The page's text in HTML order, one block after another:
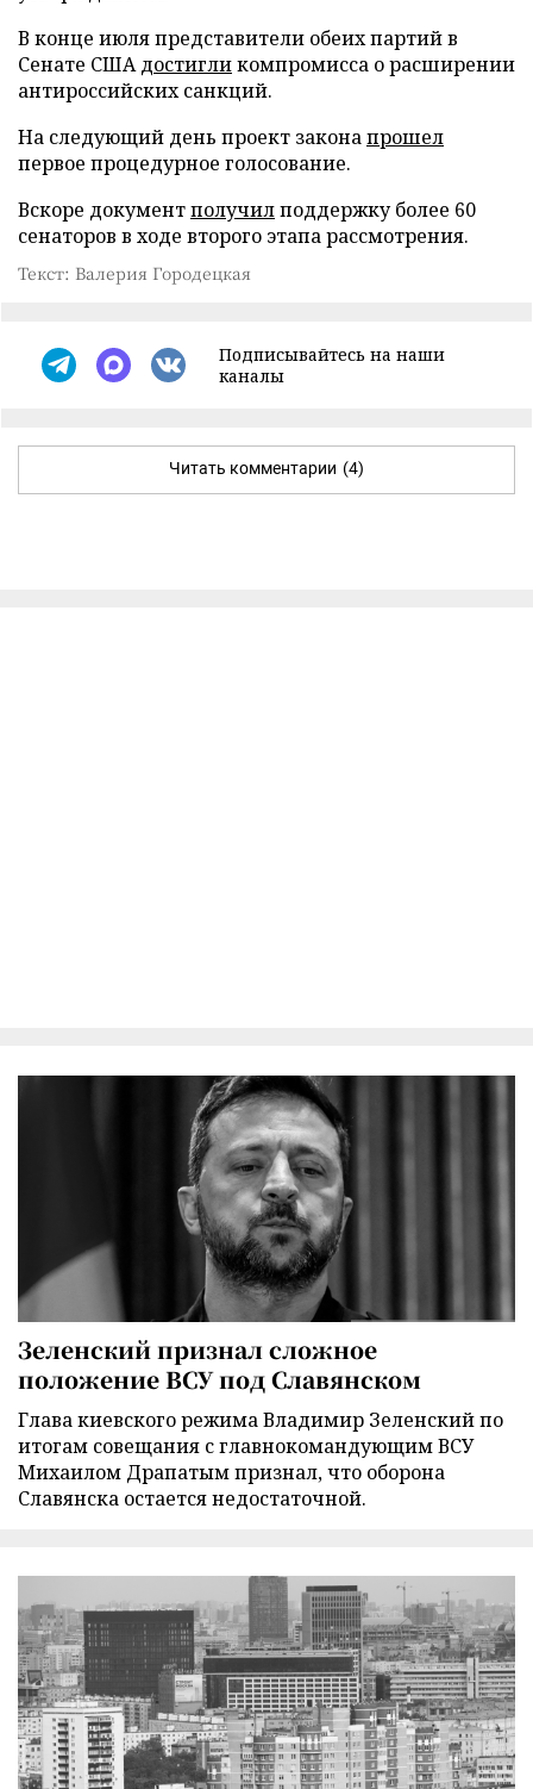
В конце июля представители обеих партий в
Сенате СШАдостигликомпромисса о расширении
антироссийских санкций.
На следующий день проект законапрошел
первое процедурное голосование.
Вскоре документполучилподдержку более 60
сенаторов в ходе второго этапа рассмотрения.
Текст: Валерия Городецкая
Подписывайтесь на наши
каналы
Читать комментарии (4)
Зеленский признал сложное
положение ВСУ под Славянском
Глава киевского режима Владимир Зеленский по
итогам совещания с главнокомандующим ВСУ
Михаилом Драпатым признал, что оборона
Славянска остается недостаточной.